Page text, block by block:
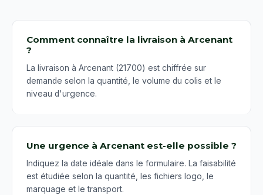
Comment connaître la livraison à Arcenant
?
La livraison à Arcenant (21700) est chiffrée sur
demande selon la quantité, le volume du colis et le
niveau d'urgence.
Une urgence à Arcenant est-elle possible ?
Indiquez la date idéale dans le formulaire. La faisabilité
est étudiée selon la quantité, les fichiers logo, le
marquage et le transport.